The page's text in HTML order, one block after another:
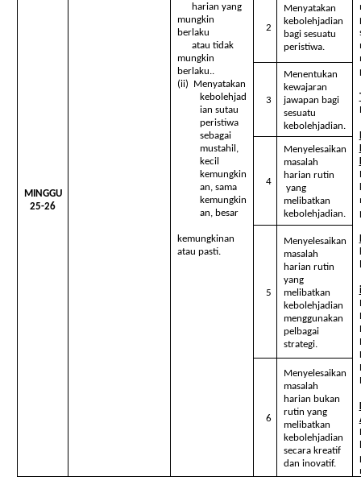
MINGGU
25-26
harian yang
mungkin
berlaku
atau tidak
mungkin
berlaku..
(ii) Menyatakan
kebolehjad
ian sutau
peristiwa
sebagai
mustahil,
kecil
kemungkin
an, sama
kemungkin
an, besar
kemungkinan
atau pasti.
2
Menyatakan
kebolehjadian
bagi sesuatu
peristiwa.
3
Menentukan
kewajaran
jawapan bagi
sesuatu
kebolehjadian.
4
Menyelesaikan
masalah
harian rutin
yang
melibatkan
kebolehjadian.
5
Menyelesaikan
masalah
harian rutin
yang
melibatkan
kebolehjadian
menggunakan
pelbagai
strategi.
6
Menyelesaikan
masalah
harian bukan
rutin yang
melibatkan
kebolehjadian
secara kreatif
dan inovatif.